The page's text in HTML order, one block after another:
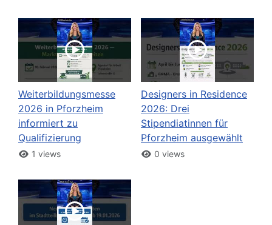
Weiterbildungsmesse
2026 in Pforzheim
informiert zu
Qualifizierung
1 views
Designers in Residence
2026: Drei
Stipendiatinnen für
Pforzheim ausgewählt
0 views